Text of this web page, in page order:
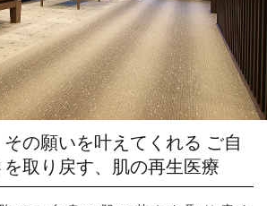
の願いを叶えてくれる ご自
取り戻す、肌の再生医療